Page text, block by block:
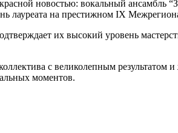
новостью: вокальный ансамбль
лауреата на престижном IX
их высокий уровень
с великолепным
моментов.